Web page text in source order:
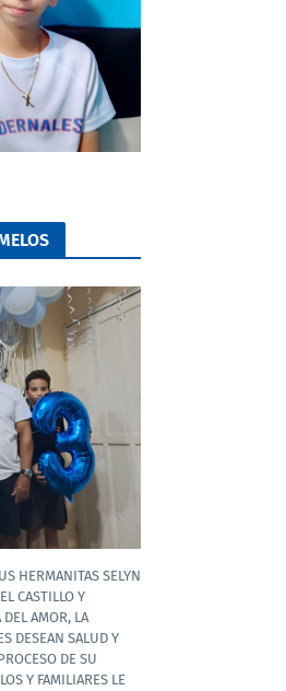
HERMANITAS SELYN
CASTILLO Y
AMOR, LA
DESEAN SALUD Y
DE SU
Y FAMILIARES LE